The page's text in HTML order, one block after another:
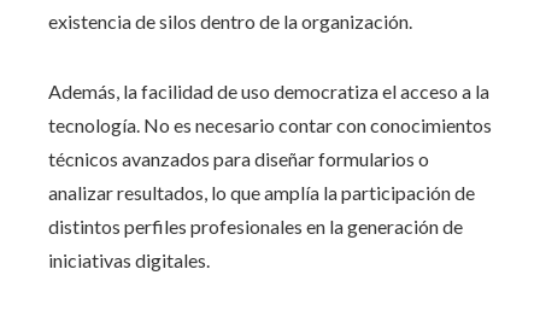
existencia de silos dentro de la organización.
Además, la facilidad de uso democratiza el acceso a la
tecnología. No es necesario contar con conocimientos
técnicos avanzados para diseñar formularios o
analizar resultados, lo que amplía la participación de
distintos perfiles profesionales en la generación de
iniciativas digitales.